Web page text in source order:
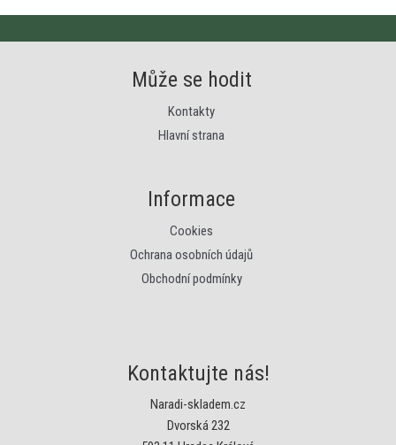
Může se hodit
Kontakty
Hlavní strana
Informace
Cookies
Ochrana osobních údajů
Obchodní podmínky
Kontaktujte nás!
Naradi-skladem.cz
Dvorská 232